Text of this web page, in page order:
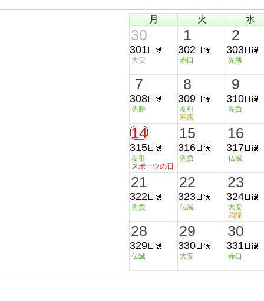
月 火 水
30
301
大安
1
302
赤口
2
303
先勝
7
308
先勝
8
309
友引
寒露
9
310
先負
14
315
友引
スポーツの日
15
316
先負
16
317
仏滅
21
322
先負
22
323
仏滅
23
324
大安
霜降
28
329
仏滅
29
330
大安
30
331
赤口